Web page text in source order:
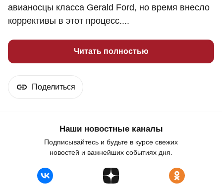
авианосцы класса Gerald Ford, но время внесло
коррективы в этот процесс....
Читать полностью
Поделиться
Наши новостные каналы
Подписывайтесь и будьте в курсе свежих
новостей и важнейших событиях дня.